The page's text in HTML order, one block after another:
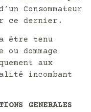
Consommateur
ce dernier.
être tenu
dommage
aux
incombant
GENERALES